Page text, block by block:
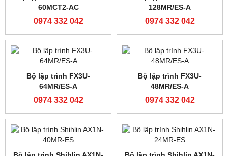
0974 332 042 0974 332 042
Bộ lập trình FATEK FBS-
Bộ lập trình FATEK FBS-
32MAR2-AC
0974 332 042